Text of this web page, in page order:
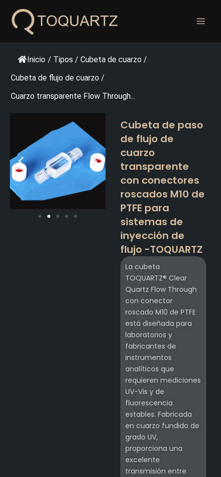
contenido
Inicio / Tipos / Cubeta de cuarzo /
Cubeta de flujo de cuarzo /
Cuarzo transparente Flow Through...
Cubeta de paso
de flujo de
cuarzo
transparente
con conectores
roscados M10 de
PTFE para
sistemas de
inyección de
flujo -TOQUARTZ
La cubeta
TOQUARTZ® Clear
Quartz Flow Through
con conector
roscado M10 de PTFE
está diseñada para
laboratorios y
fabricantes de
instrumentos
analíticos que
requieren mediciones
UV-Vis y de
fluorescencia
estables. Fabricada
en cuarzo fundido de
grado UV,
proporciona una
excelente
transmisión entre